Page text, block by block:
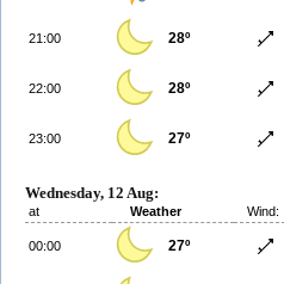
21:00 28º
22:00 28º
23:00 27º
Wednesday, 12 Aug:
at Weather Wind:
00:00 27º